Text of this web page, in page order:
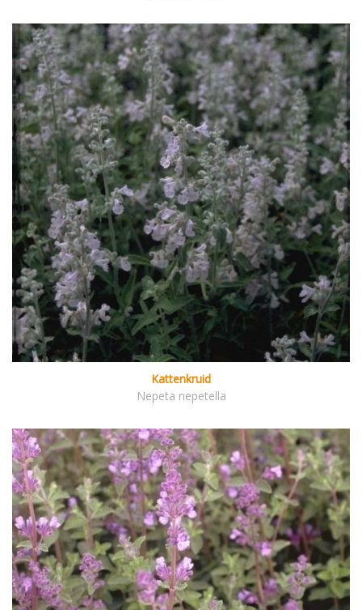
Kattenkruid
Nepeta nepetella